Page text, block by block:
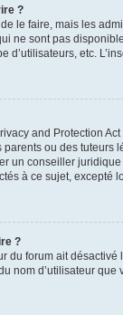
?
de le faire, mais les
ne sont pas
d’utilisateurs, etc.
and Protection
ou des tuteurs
un conseiller
à ce sujet, excepté
?
du forum ait
nom d’utilisateur